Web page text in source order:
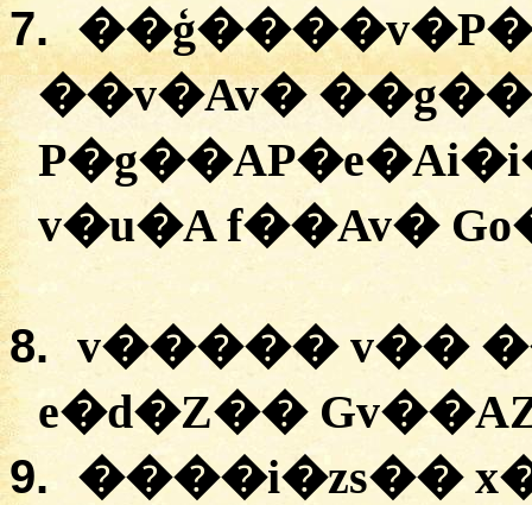
7. ��ģ����v�P�
��v�Av��
v�u�A f��Av�
8. v����� v��
e�d�Z��
9. ����i�zs��